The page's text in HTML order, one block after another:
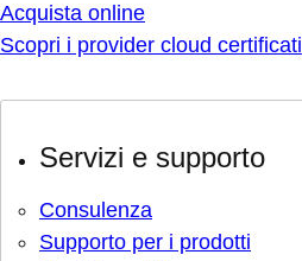
Acquista online
Scopri i provider cloud certificati
Servizi e supporto
Consulenza
Supporto per i prodotti